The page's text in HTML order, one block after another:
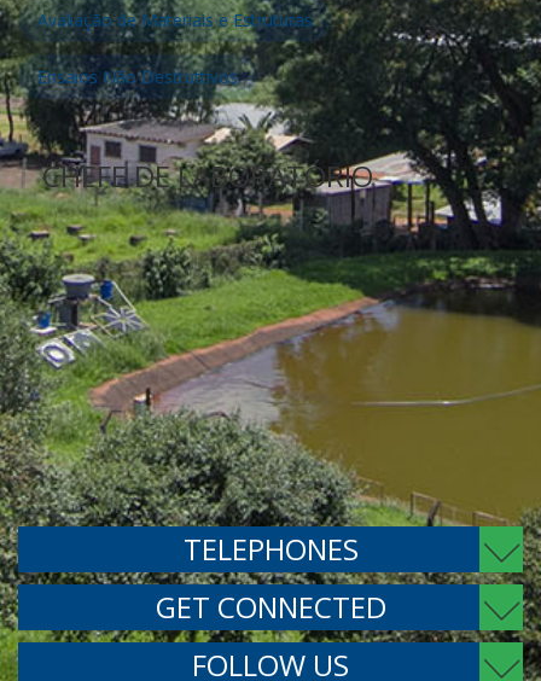
Avaliação de Materiais e Estruturas
Ensaios Não Destruttivos
TELEPHONES
GET CONNECTED
FOLLOW US